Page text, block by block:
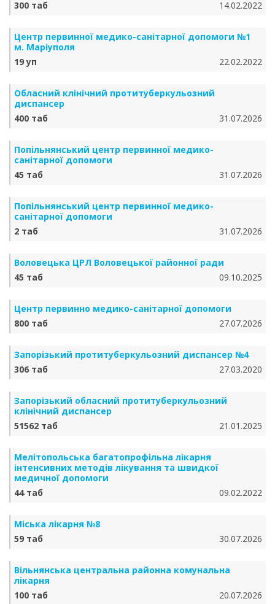
300 таб 14.02.2022
Центр первинної медико-санітарної допомоги №1
м. Маріуполя
19 уп
22.02.2022
Обласний клінічний протитуберкульозний
диспансер
400 таб
31.07.2026
Попільнянський центр первинної медико-
санітарної допомоги
45 таб
31.07.2026
Попільнянський центр первинної медико-
санітарної допомоги
2 таб
31.07.2026
Воловецька ЦРЛ Воловецької районної ради
45 таб
09.10.2025
Центр первинно медико-санітарної допомоги
800 таб
27.07.2026
Запорізький протитуберкульозний диспансер №4
306 таб
27.03.2020
Запорізький обласний протитуберкульозний
клінічний диспансер
51562 таб
21.01.2025
Мелітопольська багатопрофільна лікарня
інтенсивних методів лікування та швидкої
медичної допомоги
44 таб
09.02.2022
Міська лікарня №8
59 таб
30.07.2026
Вільнянська центральна районна комунальна
лікарня
100 таб
20.07.2026